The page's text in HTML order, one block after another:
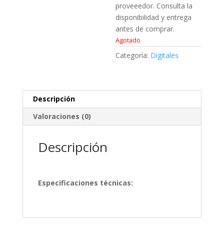
proveeedor. Consulta la
disponibilidad y entrega
antes de comprar.
Agotado
Categoría: Digitales
Descripción
Valoraciones (0)
Descripción
Especificaciones técnicas: